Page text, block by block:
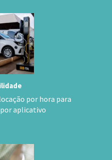
por hora para
aplicativo